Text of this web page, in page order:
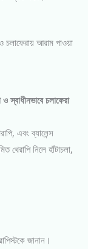
আরাম পাওয়া
স্বাধীনভাবে চলাফেরা
এবং ব্যালেন্স
থেরাপি নিলে হাঁটাচলা,
জানান।